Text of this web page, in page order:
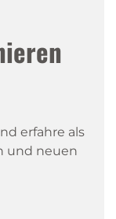
erfahre als
und neuen